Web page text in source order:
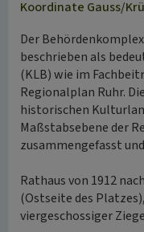
Koordinate Gauss/
Der
beschrieben als
(KLB) wie im
Regionalplan Ruhr.
historischen
Maßstabsebene der
zusammengefasst
Rathaus von 1912
(Ostseite des
viergeschossiger